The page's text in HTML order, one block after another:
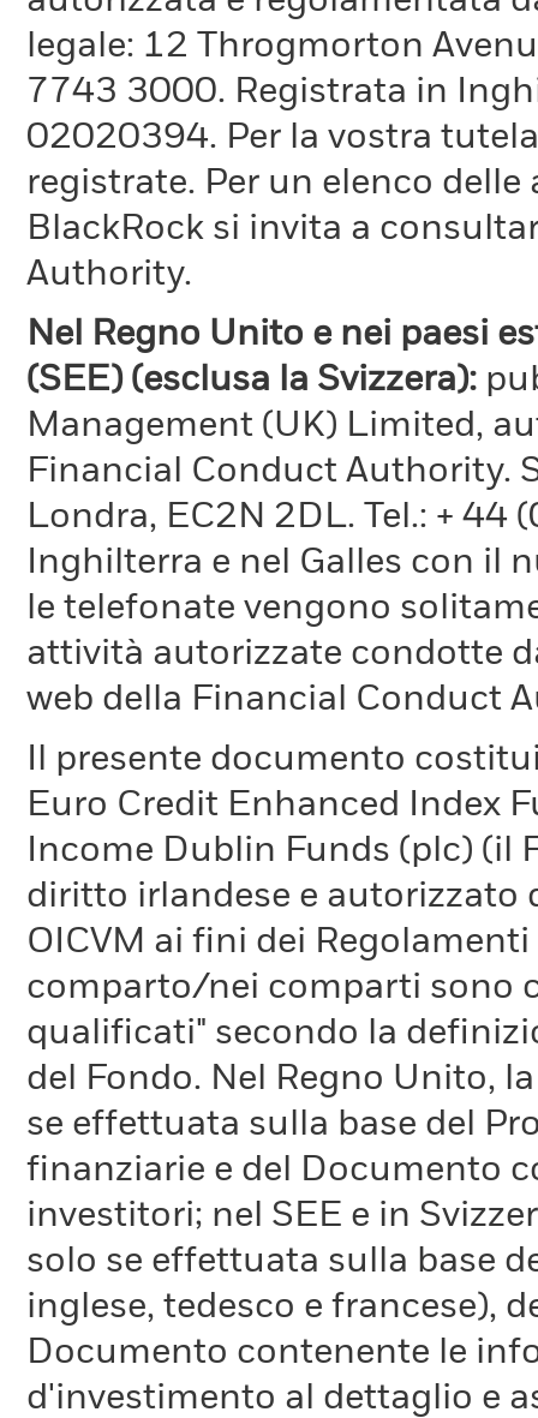
legale: 12 Throgmorton
7743 3000. Registrata in
02020394. Per la vostra
registrate. Per un elenco
BlackRock si invita a
Authority.
Nel Regno Unito e nei paesi
(SEE) (esclusa la Svizzera):
Management (UK) Limited,
Financial Conduct Authority.
Londra, EC2N 2DL. Tel.: +
Inghilterra e nel Galles con il
le telefonate vengono
attività autorizzate condotte
web della Financial Conduct
Il presente documento
Euro Credit Enhanced Index
Income Dublin Funds (plc) (il
diritto irlandese e autorizzato
OICVM ai fini dei
comparto/nei comparti sono
qualificati" secondo la
del Fondo. Nel Regno Unito,
se effettuata sulla base del
finanziarie e del Documento
investitori; nel SEE e in
solo se effettuata sulla base
inglese, tedesco e francese),
Documento contenente le
d'investimento al dettaglio e